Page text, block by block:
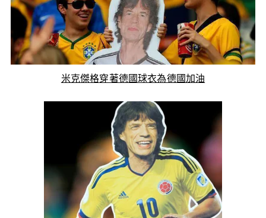
米克傑格穿著德國球衣為德國加油